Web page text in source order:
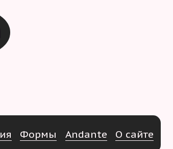
ия Формы Andante О сайте